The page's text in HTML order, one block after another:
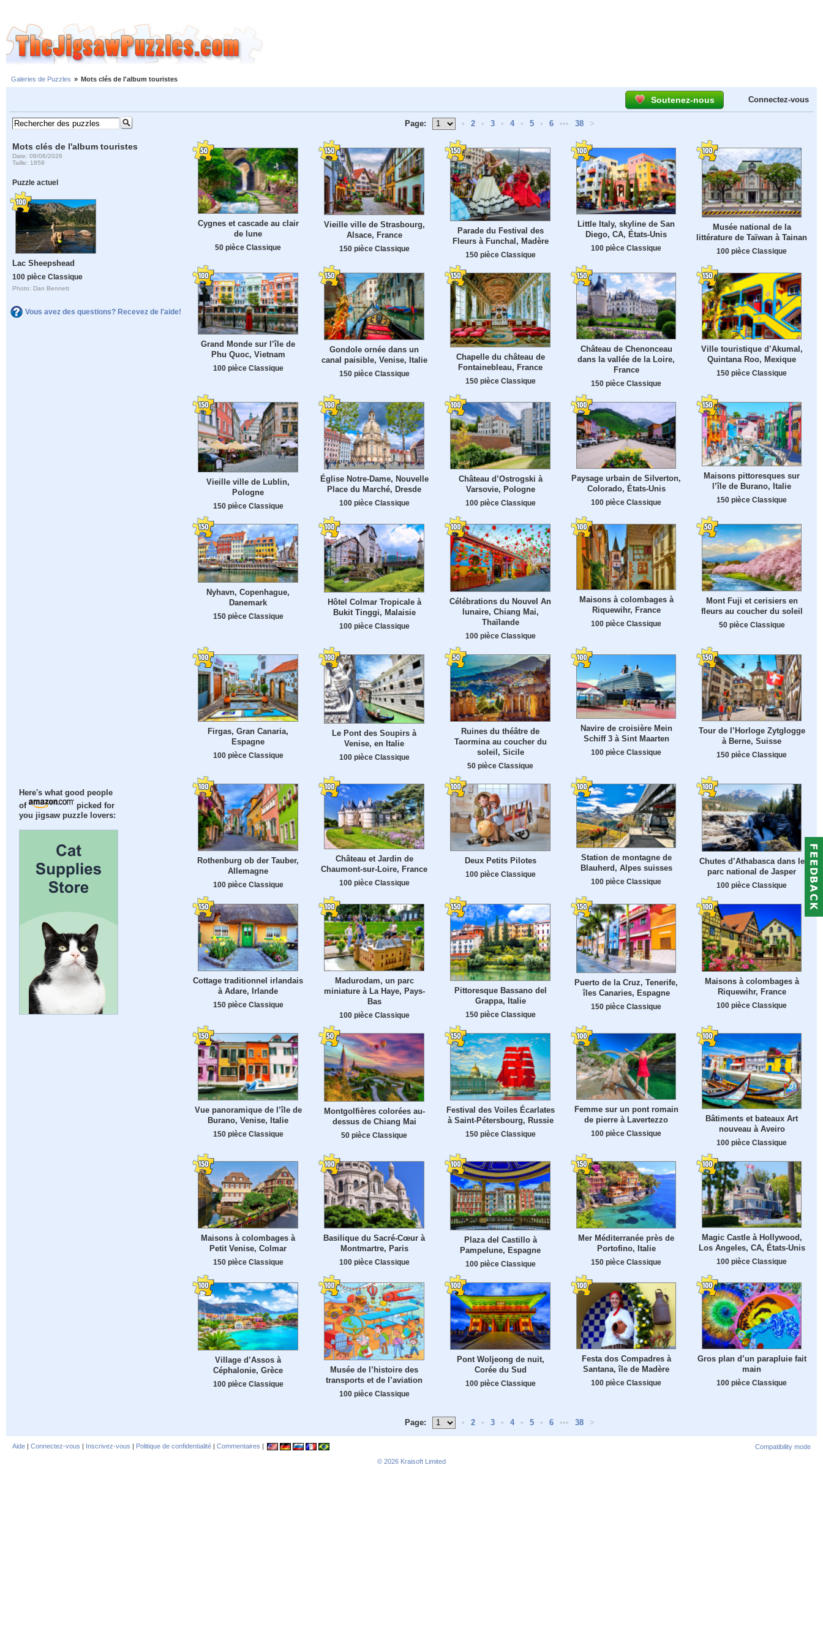
Galeries de Puzzles » Mots clés de l'album touristes
Soutenez-nous Connectez-vous
Mots clés de l'album touristes
Date: 08/06/2026
Taille: 1858
Puzzle actuel
Lac Sheepshead
100 pièce Classique
Photo: Dan Bennett
Vous avez des questions? Recevez de l'aide!
Here's what good people
of
picked for
you jigsaw puzzle lovers:
Page: • 2 • 3 • 4 • 5 • 6 ••• 38 >
Cygnes et cascade au clair
de lune
50 pièce Classique
Vieille ville de Strasbourg,
Alsace, France
150 pièce Classique
Parade du Festival des
Fleurs à Funchal, Madère
150 pièce Classique
Little Italy, skyline de San
Diego, CA, États-Unis
100 pièce Classique
Musée national de la
littérature de Taïwan à Tainan
100 pièce Classique
Grand Monde sur l’île de
Phu Quoc, Vietnam
100 pièce Classique
Gondole ornée dans un
canal paisible, Venise, Italie
150 pièce Classique
Chapelle du château de
Fontainebleau, France
150 pièce Classique
Château de Chenonceau
dans la vallée de la Loire,
France
150 pièce Classique
Ville touristique d’Akumal,
Quintana Roo, Mexique
150 pièce Classique
Vieille ville de Lublin,
Pologne
150 pièce Classique
Église Notre-Dame, Nouvelle
Place du Marché, Dresde
100 pièce Classique
Château d’Ostrogski à
Varsovie, Pologne
100 pièce Classique
Paysage urbain de Silverton,
Colorado, États-Unis
100 pièce Classique
Maisons pittoresques sur
l’île de Burano, Italie
150 pièce Classique
Nyhavn, Copenhague,
Danemark
150 pièce Classique
Hôtel Colmar Tropicale à
Bukit Tinggi, Malaisie
100 pièce Classique
Célébrations du Nouvel An
lunaire, Chiang Mai,
Thaïlande
100 pièce Classique
Maisons à colombages à
Riquewihr, France
100 pièce Classique
Mont Fuji et cerisiers en
fleurs au coucher du soleil
50 pièce Classique
Firgas, Gran Canaria,
Espagne
100 pièce Classique
Le Pont des Soupirs à
Venise, en Italie
100 pièce Classique
Ruines du théâtre de
Taormina au coucher du
soleil, Sicile
50 pièce Classique
Navire de croisière Mein
Schiff 3 à Sint Maarten
100 pièce Classique
Tour de l’Horloge Zytglogge
à Berne, Suisse
150 pièce Classique
Rothenburg ob der Tauber,
Allemagne
100 pièce Classique
Château et Jardin de
Chaumont-sur-Loire, France
100 pièce Classique
Deux Petits Pilotes
100 pièce Classique
Station de montagne de
Blauherd, Alpes suisses
100 pièce Classique
Chutes d’Athabasca dans le
parc national de Jasper
100 pièce Classique
Cottage traditionnel irlandais
à Adare, Irlande
150 pièce Classique
Madurodam, un parc
miniature à La Haye, Pays-
Bas
100 pièce Classique
Pittoresque Bassano del
Grappa, Italie
150 pièce Classique
Puerto de la Cruz, Tenerife,
îles Canaries, Espagne
150 pièce Classique
Maisons à colombages à
Riquewihr, France
100 pièce Classique
Vue panoramique de l’île de
Burano, Venise, Italie
150 pièce Classique
Montgolfières colorées au-
dessus de Chiang Mai
50 pièce Classique
Festival des Voiles Écarlates
à Saint-Pétersbourg, Russie
150 pièce Classique
Femme sur un pont romain
de pierre à Lavertezzo
100 pièce Classique
Bâtiments et bateaux Art
nouveau à Aveiro
100 pièce Classique
Maisons à colombages à
Petit Venise, Colmar
150 pièce Classique
Basilique du Sacré-Cœur à
Montmartre, Paris
100 pièce Classique
Plaza del Castillo à
Pampelune, Espagne
100 pièce Classique
Mer Méditerranée près de
Portofino, Italie
150 pièce Classique
Magic Castle à Hollywood,
Los Angeles, CA, États-Unis
100 pièce Classique
Village d’Assos à
Céphalonie, Grèce
100 pièce Classique
Musée de l’histoire des
transports et de l’aviation
100 pièce Classique
Pont Woljeong de nuit,
Corée du Sud
100 pièce Classique
Festa dos Compadres à
Santana, île de Madère
100 pièce Classique
Gros plan d’un parapluie fait
main
100 pièce Classique
Page: • 2 • 3 • 4 • 5 • 6 ••• 38 >
Aide | Connectez-vous | Inscrivez-vous | Politique de confidentialité | Commentaires |
Compatibility mode
© 2026 Kraisoft Limited